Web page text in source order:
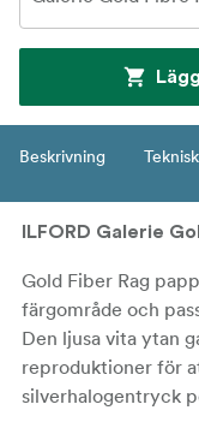
Beskrivning
ILFORD Galerie
Gold Fiber Rag
färgområde och
Den ljusa vita ytan
reproduktioner för
silverhalogentryck